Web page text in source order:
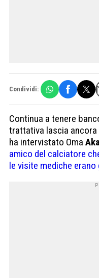
Condividi:
Continua a tenere
trattativa lascia
ha intervistato Oma
amico del calciatore
le visite mediche